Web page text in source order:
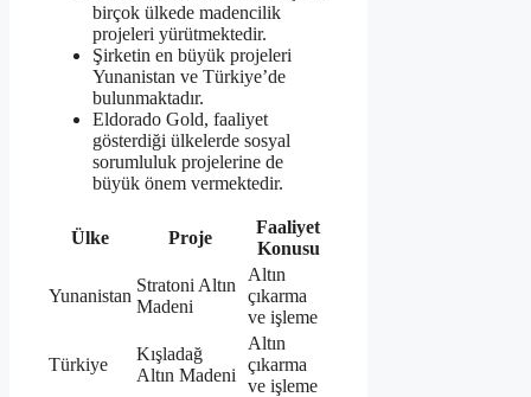
birçok ülkede madencilik
projeleri yürütmektedir.
Şirketin en büyük projeleri
Yunanistan ve Türkiye’de
bulunmaktadır.
Eldorado Gold, faaliyet
gösterdiği ülkelerde sosyal
sorumluluk projelerine de
büyük önem vermektedir.
Ülke Proje
Faaliyet
Konusu
Yunanistan
Stratoni Altın
Madeni
Altın
çıkarma
ve işleme
Türkiye
Kışladağ
Altın Madeni
Altın
çıkarma
ve işleme